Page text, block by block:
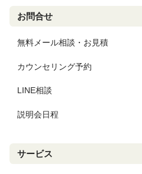
お問合せ
無料メール相談・お見積
カウンセリング予約
LINE相談
説明会日程
サービス